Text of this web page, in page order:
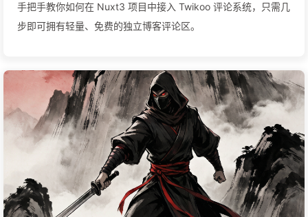
手把手教你如何在 Nuxt3 项目中接入 Twikoo 评论系统，只需几
步即可拥有轻量、免费的独立博客评论区。